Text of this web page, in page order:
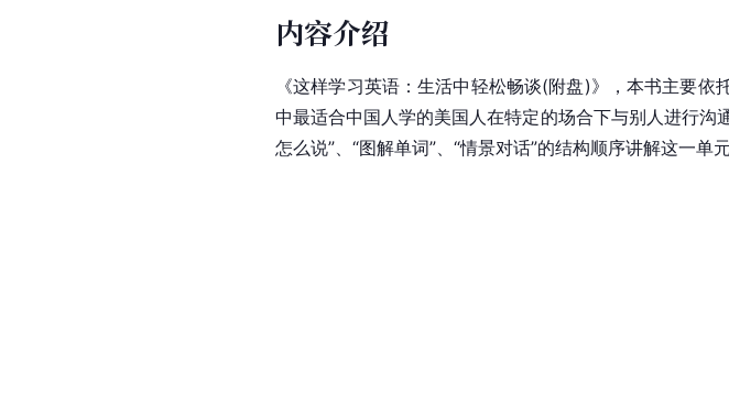
内容介绍
《这样学习英语：生活中轻松畅谈(附盘)》，本书主要
中最适合中国人学的美国人在特定的场合下与别人进行沟
怎么说”、“图解单词”、“情景对话”的结构顺序讲解这一